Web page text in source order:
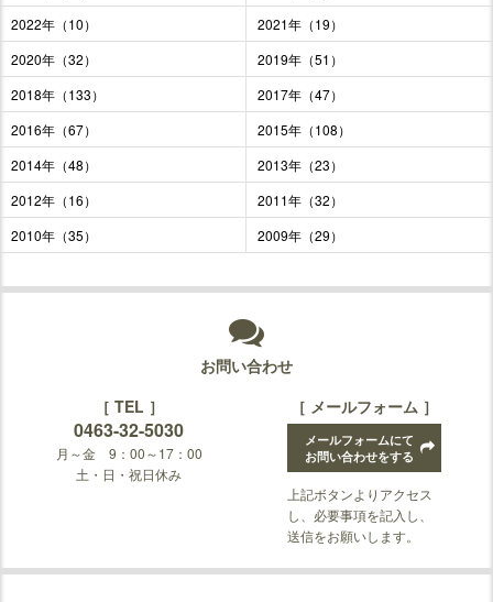
2022年（10）
2021年（19）
2020年（32）
2019年（51）
2018年（133）
2017年（47）
2016年（67）
2015年（108）
2014年（48）
2013年（23）
2012年（16）
2011年（32）
2010年（35）
2009年（29）
お問い合わせ
［ TEL ］
0463-32-5030
月～金 9：00～17：00
土・日・祝日休み
［ メールフォーム ］
メールフォームにて
お問い合わせをする
上記ボタンよりアクセス
し、必要事項を記入し、
送信をお願いします。